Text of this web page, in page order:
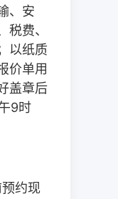
、安
税费、
以纸质
价单用
盖章后
9时
约现